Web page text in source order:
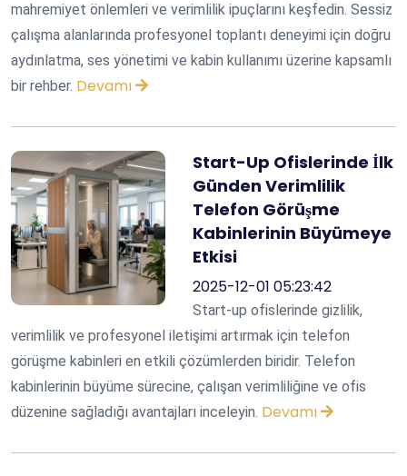
mahremiyet önlemleri ve verimlilik ipuçlarını keşfedin. Sessiz
çalışma alanlarında profesyonel toplantı deneyimi için doğru
aydınlatma, ses yönetimi ve kabin kullanımı üzerine kapsamlı
bir rehber. Devamı
Start-Up Ofislerinde İlk
Günden Verimlilik
Telefon Görüşme
Kabinlerinin Büyümeye
Etkisi
2025-12-01 05:23:42
Start-up ofislerinde gizlilik,
verimlilik ve profesyonel iletişimi artırmak için telefon
görüşme kabinleri en etkili çözümlerden biridir. Telefon
kabinlerinin büyüme sürecine, çalışan verimliliğine ve ofis
düzenine sağladığı avantajları inceleyin. Devamı